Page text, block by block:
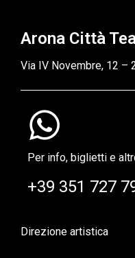
Arona Città
Via IV Novembre, 12 –
Per info, biglietti e
+39 351 727
Direzione artistica